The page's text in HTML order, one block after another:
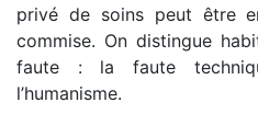
privé de soins peut être
commise. On distingue
faute : la faute
l’humanisme.